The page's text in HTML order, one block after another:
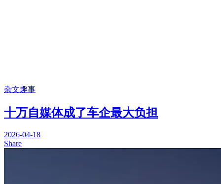
杂文趣事
十万自媒体成了车企最大负担
2026-04-18
Share